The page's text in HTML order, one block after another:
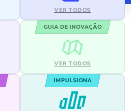
VER TODOS
GUIA DE INOVAÇÃO
VER TODOS
IMPULSIONA